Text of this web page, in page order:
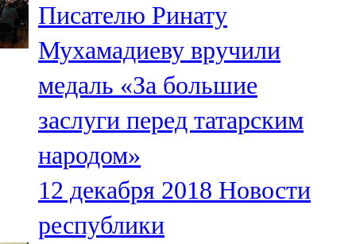
Мамадыш
106,2 FM
Минзәлә
107,3 FM
Мөслим
100,0 FM
Нурлат
Писателю Ринату
Мухамадиеву вручили
медаль «За большие
заслуги перед татарским
народом»
12 декабря 2018 Новости
республики